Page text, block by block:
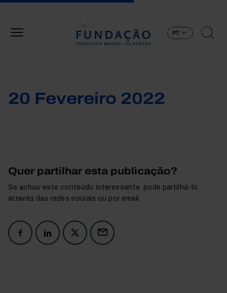
PT
20 Fevereiro 2022
Quer partilhar esta publicação?
Se achou este conteúdo interessante, pode partilhá-lo
através das redes sociais ou por email.